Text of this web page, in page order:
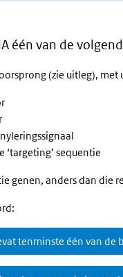
één van de
(zie uitleg),
‘targeting’ sequentie
genen, anders dan die
tenminste één van de